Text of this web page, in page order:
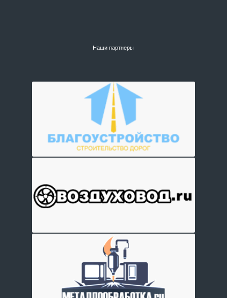
Наши партнеры